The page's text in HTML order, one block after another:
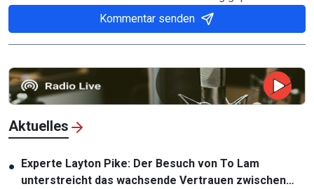
Kommentar senden
Aktuelles
● Experte Layton Pike: Der Besuch von To Lam
unterstreicht das wachsende Vertrauen zwischen